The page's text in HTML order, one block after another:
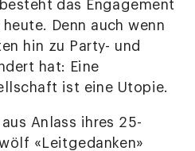
das Engagement
Denn auch wenn
hin zu Party- und
hat: Eine
ist eine Utopie.
Anlass ihres 25-
«Leitgedanken»